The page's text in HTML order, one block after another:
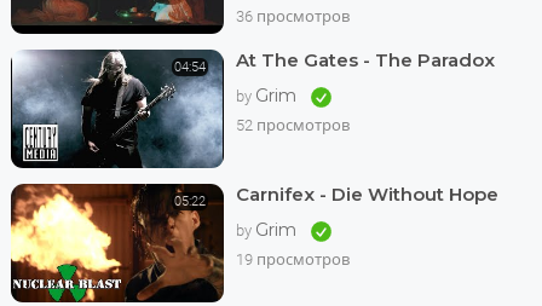
36 просмотров
04:54 At The Gates - The Paradox
by Grim
52 просмотров
05:22 Carnifex - Die Without Hope
by Grim
19 просмотров